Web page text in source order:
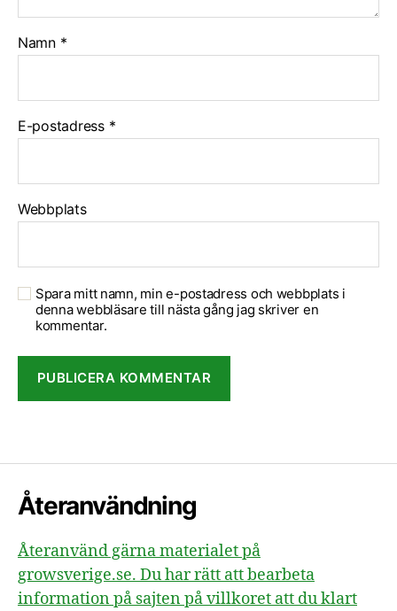
Namn *
E-postadress *
Webbplats
Spara mitt namn, min e-postadress och webbplats i
denna webbläsare till nästa gång jag skriver en
kommentar.
Återanvändning
Återanvänd gärna materialet på
growsverige.se. Du har rätt att bearbeta
information på sajten på villkoret att du klart